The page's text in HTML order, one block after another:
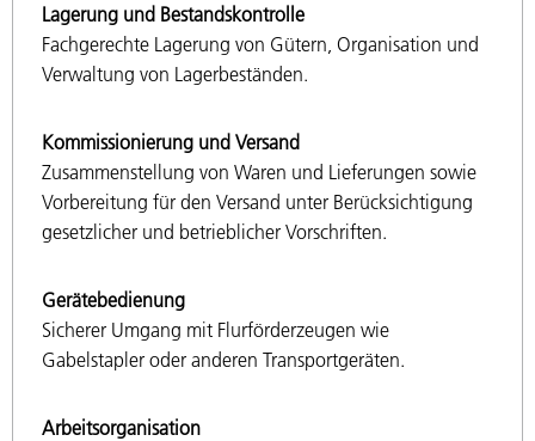
Lagerung und Bestandskontrolle
Fachgerechte Lagerung von Gütern, Organisation und
Verwaltung von Lagerbeständen.
Kommissionierung und Versand
Zusammenstellung von Waren und Lieferungen sowie
Vorbereitung für den Versand unter Berücksichtigung
gesetzlicher und betrieblicher Vorschriften.
Gerätebedienung
Sicherer Umgang mit Flurförderzeugen wie
Gabelstapler oder anderen Transportgeräten.
Arbeitsorganisation